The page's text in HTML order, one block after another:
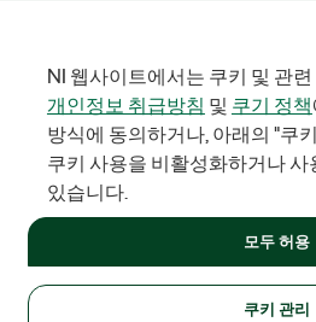
개인정보 취급방
©NATIONAL INSTRUMENTS CORP. 판
트㈜ | 주소: 서울특별시 영등포구 여
파크원 타워1) | 대표자: 수리후앗, 페
록번호: 214-81-91583 | 대표전화:
NI 웹사이트에서는 쿠키 및 관
개인정보 취급방침 및 쿠기 정책
방식에 동의하거나, 아래의 "쿠
쿠키 사용을 비활성화하거나 사
있습니다.
쿠키 관리
모두 허용